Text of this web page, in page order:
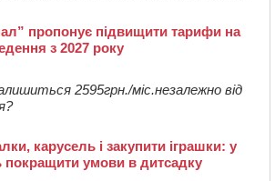
пропонує підвищити тарифи на
з 2027 року
2595грн./міс.незалежно від
карусель і закупити іграшки: у
покращити умови в дитсадку